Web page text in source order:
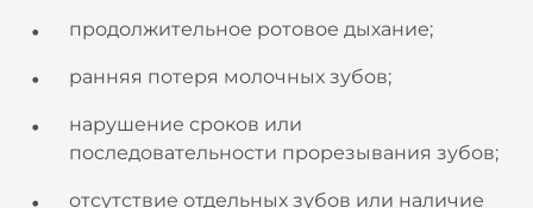
продолжительное ротовое дыхание;
ранняя потеря молочных зубов;
нарушение сроков или
последовательности прорезывания зубов;
отсутствие отдельных зубов или наличие